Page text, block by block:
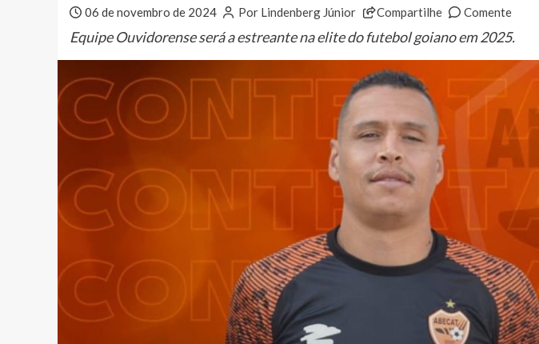
06 de novembro de 2024 Por Lindenberg Júnior Compartilhe Comente
Equipe Ouvidorense será a estreante na elite do futebol goiano em 2025.